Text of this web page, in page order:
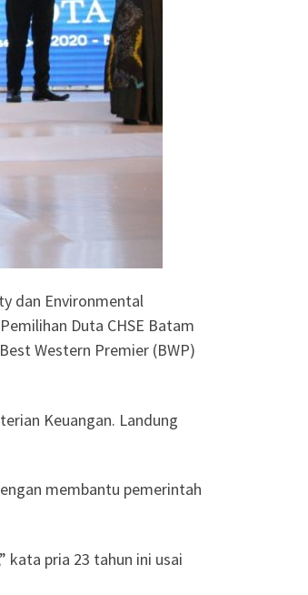
dan Environmental
Duta CHSE Batam
Western Premier (BWP)
Keuangan. Landung
membantu pemerintah
kata pria 23 tahun ini usai